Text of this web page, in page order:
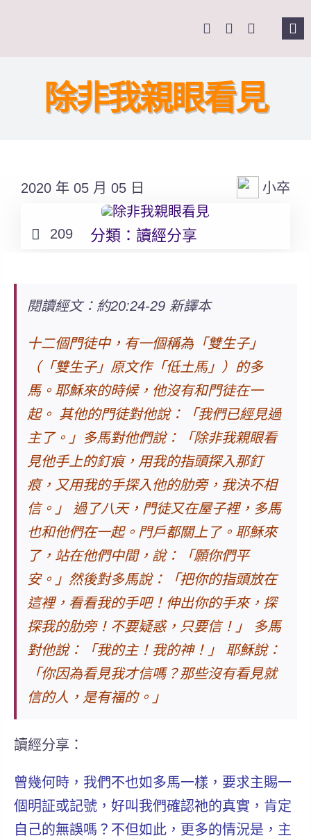
關於我們
Search
除非我親眼看見
2020 年 05 月 05 日 小卒
209 分類：讀經分享
閱讀經文：約20:24-29 新譯本
十二個門徒中，有一個稱為「雙生子」
（「雙生子」原文作「低土馬」）的多
馬。耶穌來的時候，他沒有和門徒在一
起。 其他的門徒對他說：「我們已經見過
主了。」 多馬對他們說： 「除非我親眼看
見他手上的釘痕，用我的指頭探入那釘
痕，又用我的手探入他的肋旁，我決不相
信。 」
過了八天，門徒又在屋子裡，多馬
也和他們在一起。門戶都關上了。耶穌來
了，站在他們中間，說：「願你們平
安。」 然後對多馬說： 「把你的指頭放在
這裡，看看我的手吧！伸出你的手來，探
探我的肋旁！不要疑惑，只要信！ 」
多馬
對他說：「我的主！我的神！」 耶穌說：
「你因為看見我才信嗎？那些沒有看見就
信的人，是有福的。 」
讀經分享：
曾幾何時，我們不也如多馬一樣，要求主賜一
個明証或記號，好叫我們確認祂的真實，肯定
自己的無誤嗎？不但如此，更多的情況是，主